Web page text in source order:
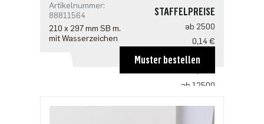
Artikelnummer:
88811564
210 x 297 mm SB m.
mit Wasserzeichen
STAFFELPREISE
ab 2500
0,14 €
ab 5000
ab 12500
ab 25000
Muster bestellen